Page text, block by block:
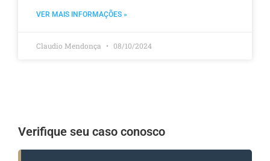
VER MAIS INFORMAÇÕES »
Claudio Mendonça 08/10/2024
Verifique seu caso conosco